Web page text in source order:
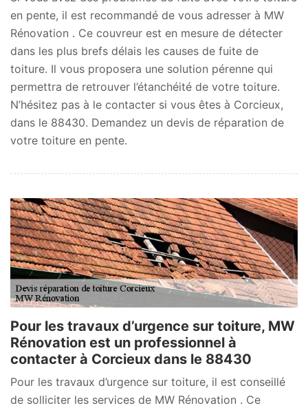
en pente, il est recommandé de vous adresser à MW
Rénovation . Ce couvreur est en mesure de détecter
dans les plus brefs délais les causes de fuite de
toiture. Il vous proposera une solution pérenne qui
permettra de retrouver l’étanchéité de votre toiture.
N’hésitez pas à le contacter si vous êtes à Corcieux,
dans le 88430. Demandez un devis de réparation de
votre toiture en pente.
Pour les travaux d’urgence sur toiture, MW
Rénovation est un professionnel à
contacter à Corcieux dans le 88430
Pour les travaux d’urgence sur toiture, il est conseillé
de solliciter les services de MW Rénovation . Ce